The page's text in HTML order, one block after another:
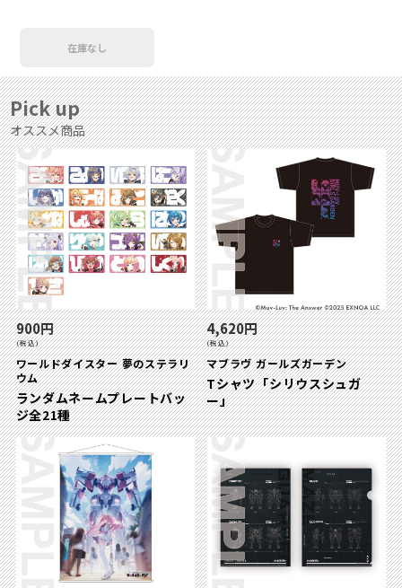
在庫なし
Pick up
オススメ商品
900円
(税込)
ワールドダイスター 夢のステラリ
ウム
ランダムネームプレートバッ
ジ全21種
4,620円
(税込)
マブラヴ ガールズガーデン
Tシャツ「シリウスシュガ
ー」